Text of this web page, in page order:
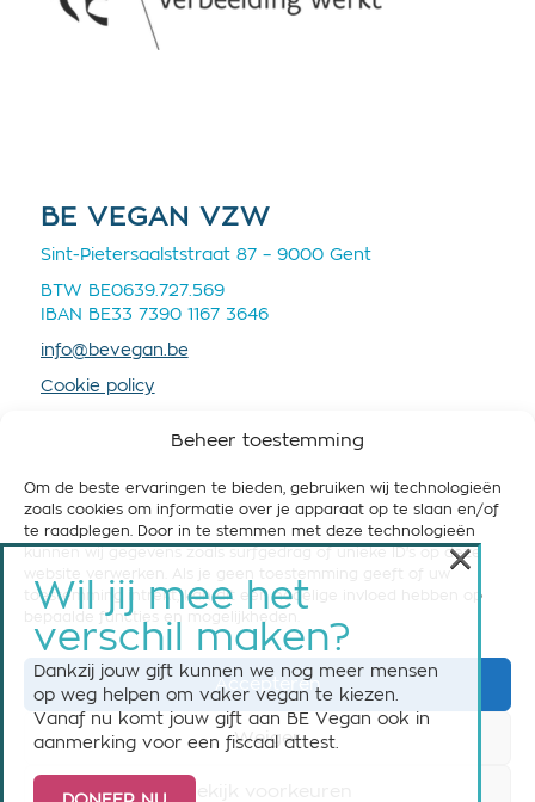
Beheer toestemming
Om de beste ervaringen te bieden, gebruiken wij technologieën
zoals cookies om informatie over je apparaat op te slaan en/of
te raadplegen. Door in te stemmen met deze technologieën
kunnen wij gegevens zoals surfgedrag of unieke ID's op deze
toestemming intrekt, kan dit een nadelige invloed hebben op
bepaalde functies en mogelijkheden.
Accepteren
Weiger
BE VEGAN VZW
Sint-Pietersaalststraat 87 – 9000 Gent
BTW BE0639.727.569
IBAN BE33 7390 1167 3646
info@bevegan.be
Cookie policy
STEUN BE VEGAN
Help ons om België vegan-friendly te maken! Steun
ons nu met een maandelijkse of eenmalige gift.
Steun BE Vegan
Wil jij mee het
verschil maken?
Dankzij jouw gift kunnen we nog meer mensen
op weg helpen om vaker vegan te kiezen.
Vanaf nu komt jouw gift aan BE Vegan ook in
aanmerking voor een fiscaal attest.
×